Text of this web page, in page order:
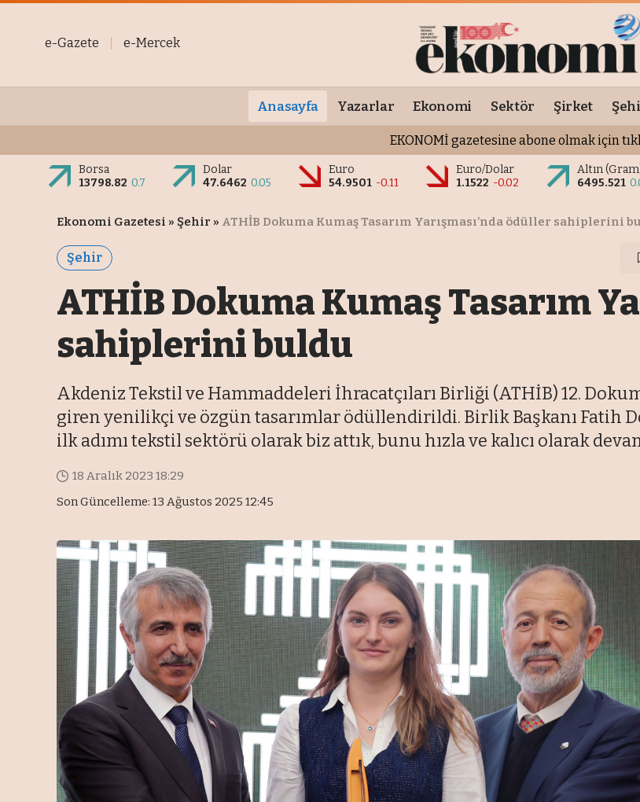
e-Gazete e-Mercek
Anasayfa Yazarlar Ekonomi Sektör Şirket
EKONOMİ gazetesine abone olmak için
Borsa
13798.82 0.7
Dolar
47.6462 0.05
Euro
54.9501 -0.11
Euro/Dolar
1.1522 -0.02
Altın
6495.521
Ekonomi Gazetesi » Şehir » ATHİB Dokuma Kumaş Tasarım Yarışması’nda ödüller sahiplerini
Şehir
ATHİB Dokuma Kumaş Tasarım
sahiplerini buldu
Akdeniz Tekstil ve Hammaddeleri İhracatçıları Birliği (ATHİB) 12.
giren yenilikçi ve özgün tasarımlar ödüllendirildi. Birlik Başkanı Fatih
ilk adımı tekstil sektörü olarak biz attık, bunu hızla ve kalıcı olarak
Son Güncelleme: 13 Ağustos 2025 12:45
18 Aralık 2023 18:29